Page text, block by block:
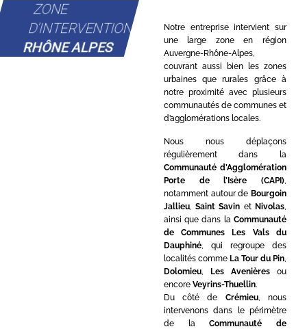
ZONE
D'INTERVENTION
RHÔNE ALPES
Notre entreprise intervient sur
une large zone en région
Auvergne-Rhône-Alpes,
couvrant aussi bien les zones
urbaines que rurales grâce à
notre proximité avec plusieurs
communautés de communes et
d’agglomérations locales.
Nous nous déplaçons
régulièrement dans la
Communauté d’Agglomération
Porte de l’Isère (CAPI)
notamment autour de Bourgoin
Jallieu,Saint Savin et Nivolas
ainsi que dans la Communauté
de Communes Les Vals du
Dauphiné, qui regroupe des
localités comme La Tour du Pin
Dolomieu, Les Avenièresou
encore Veyrins-Thuellin.
Du côté de Crémieu, nous
intervenons dans le périmètre
de laCommunauté de